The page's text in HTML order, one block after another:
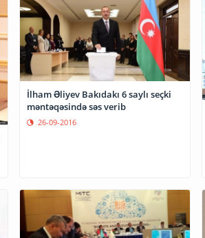
İlham Əliyev Bakıdakı 6 saylı seçki
məntəqəsində səs verib
26-09-2016